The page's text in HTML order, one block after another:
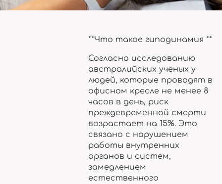
**Что такое гиподинамия **
Согласно исследованию
австралийских ученых у
людей, которые проводят в
офисном кресле не менее 8
часов в день, риск
преждевременной смерти
возрастает на 15%. Это
связано с нарушением
работы внутренних
органов и систем,
замедлением
естественного